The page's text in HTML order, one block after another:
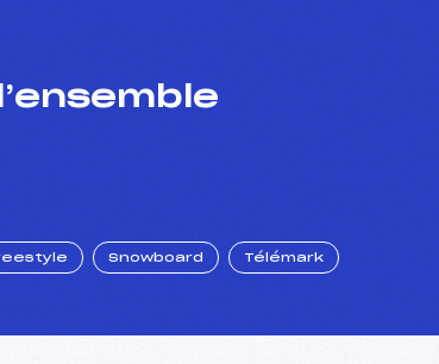
Snowboard Télémark